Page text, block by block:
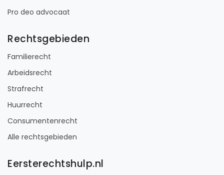
Pro deo advocaat
Rechtsgebieden
Familierecht
Arbeidsrecht
Strafrecht
Huurrecht
Consumentenrecht
Alle rechtsgebieden
Eersterechtshulp.nl